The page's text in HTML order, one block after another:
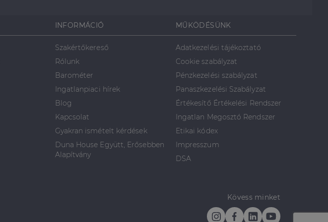
INFORMÁCIÓ
Szakértőkereső
Rólunk
Barométer
Ingatlanpiaci hírek
Blog
Kapcsolat
Gyakran ismételt kérdések
Duna House Együtt, Erősebben
Alapítvány
MŰKÖDÉSÜNK
Adatkezelési tájékoztató
Cookie szabályzat
Pénzkezelési szabályzat
Panaszkezelési Szabályzat
Értékesítő Értékelési Rendszer
Ingatlan Megosztó Rendszer
Etikai kódex
Impresszum
DSA
Kövess minket